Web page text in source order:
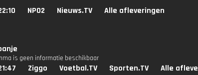
NPO2 Nieuws.TV Alle afleveringen
is geen informatie beschikbaar
Ziggo Voetbal.TV Sporten.TV Alle